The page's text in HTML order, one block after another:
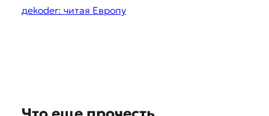
дekoder: читая Европу